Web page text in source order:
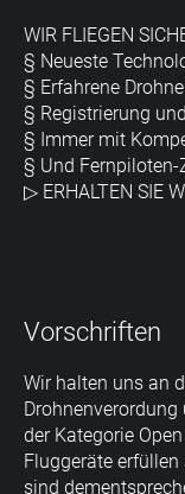
WIR FLIEGEN
§ Neueste
§ Erfahrene
§ Registrierung
§ Immer mit
§ Und Fernpiloten-
▷ ERHALTEN SIE
Vorschriften
Wir halten uns an
der Kategorie
Fluggeräte
sind